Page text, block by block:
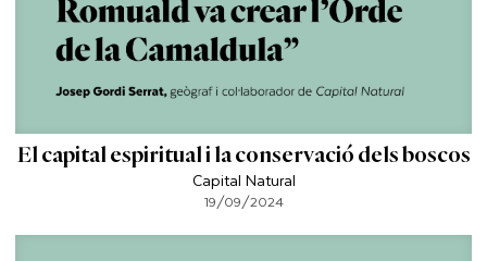
El capital espiritual i la conservació dels boscos
Capital Natural
19/09/2024